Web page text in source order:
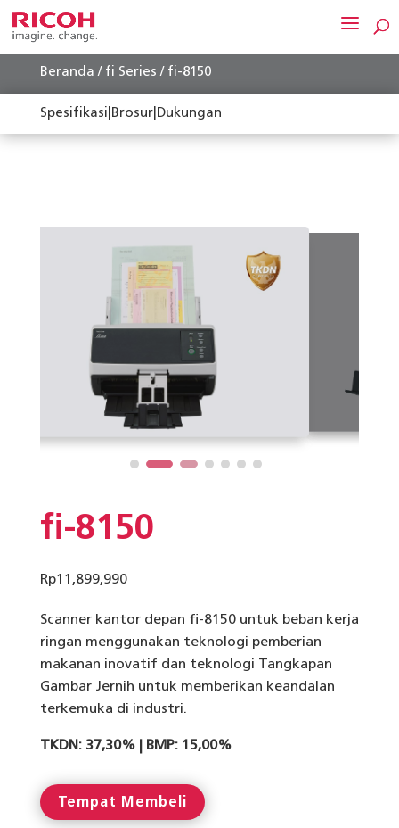
Beranda / fi Series / fi-8150
Spesifikasi Brosur| Dukungan
fi-8150
Rp11,899,990
Scanner kantor depan fi-8150 untuk beban kerja
ringan menggunakan teknologi pemberian
makanan inovatif dan teknologi Tangkapan
Gambar Jernih untuk memberikan keandalan
terkemuka di industri.
TKDN: 37,30% | BMP: 15,00%
Tempat Membeli